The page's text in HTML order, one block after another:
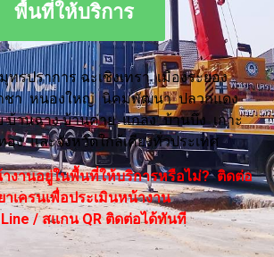
พื้นที่ให้บริการ
ทรปราการ ฉะเชิงเทรา เมืองระยอง
ชา หนองใหญ่ นิคมพัฒนา ปลวกแดง
บ้านฉาง บ้านค่าย แกลง บ้านบึง เกาะ
ง และจังหวัดใกล้เคียงทั่วประเทศ
งานอยู่ในพื้นที่ให้บริการหรือไม่? ติดต่อ
เครนเพื่อประเมินหน้างาน
/ สแกน QR ติดต่อได้ทันที